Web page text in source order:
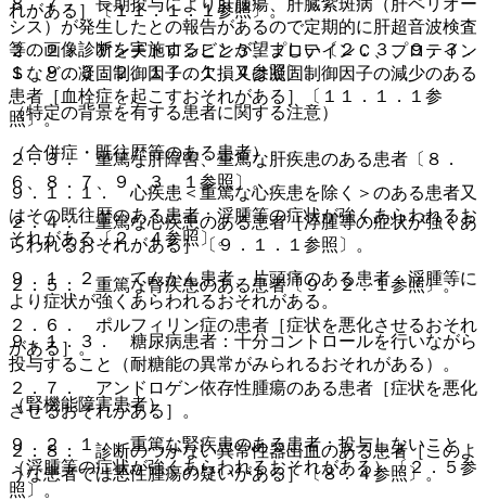
シス）が発生したとの報告があるので定期的に肝超音波検査
等の画像診断を実施することが望ましい〔２．３、９．３．
１、９．３．２、１１．１．４参照〕。
（特定の背景を有する患者に関する注意）
（合併症・既往歴等のある患者）
９．１．１． 心疾患＜重篤な心疾患を除く＞のある患者又
はその既往歴のある患者：浮腫等の症状が強くあらわれるお
それがある〔２．４参照〕。
９．１．２． てんかん患者、片頭痛のある患者：浮腫等に
より症状が強くあらわれるおそれがある。
９．１．３． 糖尿病患者：十分コントロールを行いながら
投与すること（耐糖能の異常がみられるおそれがある）。
（腎機能障害患者）
９．２．１． 重篤な腎疾患のある患者：投与しないこと
（浮腫等の症状が強くあらわれるおそれがある）〔２．５参
照〕。
れがある］〔１１．１．１参照〕。
２．２． アンチトロンビン３、プロテインＣ、プロテイン
Ｓなどの凝固制御因子の欠損又は凝固制御因子の減少のある
患者［血栓症を起こすおそれがある］〔１１．１．１参
照〕。
２．３． 重篤な肝障害、重篤な肝疾患のある患者〔８．
６、８．７、９．３．１参照〕。
２．４． 重篤な心疾患のある患者［浮腫等の症状が強くあ
らわれるおそれがある］〔９．１．１参照〕。
２．５． 重篤な腎疾患のある患者〔９．２．１参照〕。
２．６． ポルフィリン症の患者［症状を悪化させるおそれ
がある］。
２．７． アンドロゲン依存性腫瘍のある患者［症状を悪化
させるおそれがある］。
２．８． 診断のつかない異常性器出血のある患者［このよ
うな患者では悪性腫瘍の疑いがある］〔８．４参照〕。